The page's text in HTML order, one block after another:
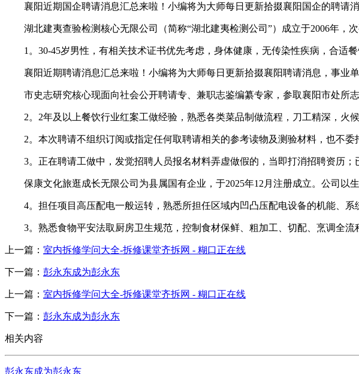
襄阳近期国企聘请消息汇总来啦！小编将为大师每日更新拾掇襄阳国企的聘请消
湖北建夷查验检测核心无限公司（简称“湖北建夷检测公司”）成立于2006年，
1。30-45岁男性，有相关技术证书优先考虑，身体健康，无传染性疾病，合适餐
襄阳近期聘请消息汇总来啦！小编将为大师每日更新拾掇襄阳聘请消息，事业
市史志研究核心现面向社会公开聘请专、兼职志鉴编纂专家，参取襄阳市处所志
2。2年及以上餐饮行业红案工做经验，熟悉各类菜品制做流程，刀工精深，火候
2。本次聘请不组织订阅或指定任何取聘请相关的参考读物及测验材料，也不委
3。正在聘请工做中，发觉招聘人员报名材料弄虚做假的，当即打消招聘资历；
保康文化旅逛成长无限公司为县属国有企业，于2025年12月注册成立。公司以
4。担任项目高压配电一般运转，熟悉所担任区域内凹凸压配电设备的机能、系
3。熟悉食物平安法取厨房卫生规范，控制食材保鲜、粗加工、切配、烹调全流
上一篇： 室内拆修学问大全-拆修课堂齐拆网 - 糊口正在线
下一篇： 彭永东成为彭永东
上一篇： 室内拆修学问大全-拆修课堂齐拆网 - 糊口正在线
下一篇： 彭永东成为彭永东
相关内容
彭永东成为彭永东